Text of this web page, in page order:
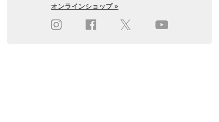
オンラインショップ »